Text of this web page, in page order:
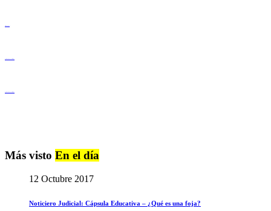
Más visto En el día
12 Octubre 2017
Noticiero Judicial: Cápsula Educativa – ¿Qué es una foja?